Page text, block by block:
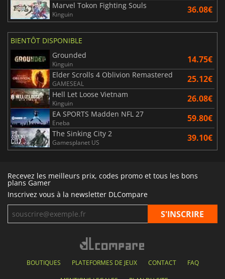
Marvel Tokon Fighting Souls
Kinguin 36.08€
BIENTÔT DISPONIBLE
Grounded
Kinguin 14.75€
Elder Scrolls 4 Oblivion Remastered
GAMESEAL 25.12€
Hell Let Loose Vietnam
Kinguin 26.08€
EA SPORTS Madden NFL 27
Eneba 59.80€
The Sinking City 2
Gamesplanet US 39.10€
Recevez les meilleurs prix, codes promo et tous les bons
plans Gamer
Inscrivez vous à la newsletter DLCompare
BOUTIQUES PLATEFORMES DE JEUX CONTACT FAQ